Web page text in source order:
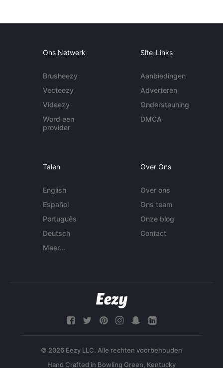
Ons Netwerk
Brusheezy
Vecteezy
Videezy
Word een
provider
Site-Links
Aanbiedingen
Adverteren
Ondersteuning
DMCA
Talen
English
Español
Português
Deutsch
Meer...
Over Ons
Over ons
Ons team
Onze blog
Contact
© 2026 Eezy LLC. Alle rechten voorbehouden